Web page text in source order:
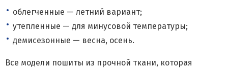
облегченные — летний вариант;
утепленные — для минусовой температуры;
демисезонные — весна, осень.
Все модели пошиты из прочной ткани, которая